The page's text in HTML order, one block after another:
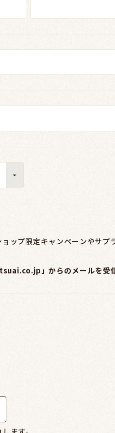
ップ限定キャンペーンやサプ
」からのメールを受